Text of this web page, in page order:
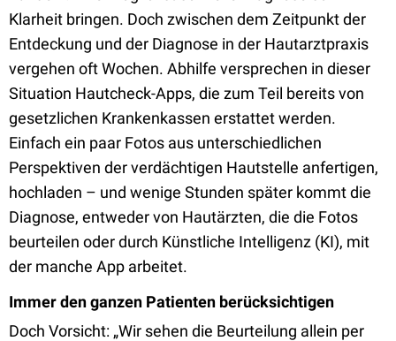
Klarheit bringen. Doch zwischen dem Zeitpunkt der
Entdeckung und der Diagnose in der Hautarztpraxis
vergehen oft Wochen. Abhilfe versprechen in dieser
Situation Hautcheck-Apps, die zum Teil bereits von
gesetzlichen Krankenkassen erstattet werden.
Einfach ein paar Fotos aus unterschiedlichen
Perspektiven der verdächtigen Hautstelle anfertigen,
hochladen – und wenige Stunden später kommt die
Diagnose, entweder von Hautärzten, die die Fotos
beurteilen oder durch Künstliche Intelligenz (KI), mit
der manche App arbeitet.
Immer den ganzen Patienten berücksichtigen
Doch Vorsicht: „Wir sehen die Beurteilung allein per